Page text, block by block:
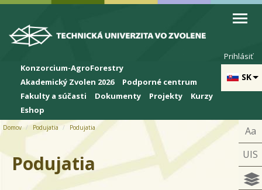
Skip to cookies
Skip to navigation
Skočiť na hlavný obsah
SK
Prihlásiť
Konzorcium-AgroForestry
Akademický Zvolen 2026
Podporné centrum
Fakulty a súčasti
Dokumenty Projekty
Kurzy
Eshop
Aa
UIS
Domov Podujatia Podujatia
Podujatia